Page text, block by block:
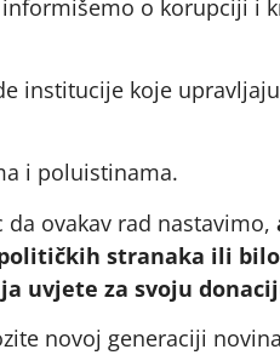
informišemo o korupciji i
institucije koje
i poluistinama.
ovakav rad nastavimo,
stranaka ili
uvjete za svoju
novoj generaciji